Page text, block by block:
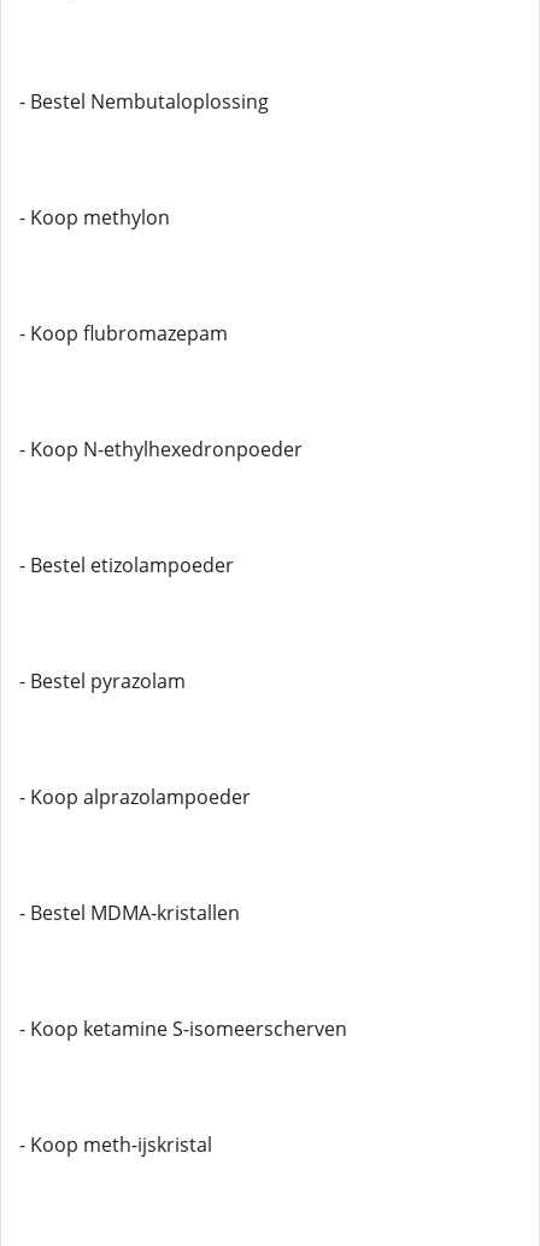
- Bestel Nembutaloplossing
- Koop methylon
- Koop flubromazepam
- Koop N-ethylhexedronpoeder
- Bestel etizolampoeder
- Bestel pyrazolam
- Koop alprazolampoeder
- Bestel MDMA-kristallen
- Koop ketamine S-isomeerscherven
- Koop meth-ijskristal